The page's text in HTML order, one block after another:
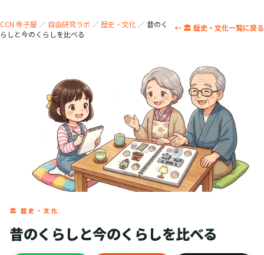
CCN 寺子屋 ／ 自由研究ラボ ／ 歴史・文化 ／昔のく
らしと今のくらしを比べる
← 🏛️ 歴史・文化一覧に戻る
🏛️ 歴史・文化
昔のくらしと今のくらしを比べる